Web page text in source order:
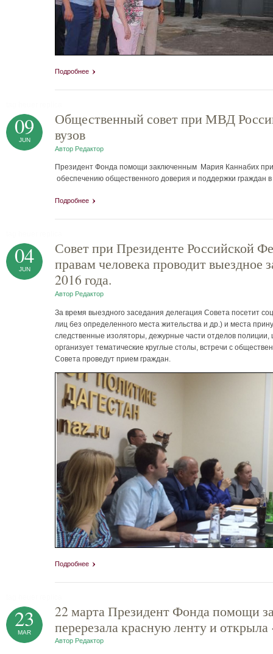
Подробнее
Общественный совет при МВД
вузов
Автор Редактор
09
JUN
Президент Фонда помощи заключенным Мария Каннабих
обеспечению общественного доверия и поддержки граждан
Подробнее
Совет при Президенте Российской
правам человека проводит выездное
2016 года.
Автор Редактор
04
JUN
За время выездного заседания делегация Совета посетит
лиц без определенного места жительства и др.) и места
следственные изоляторы, дежурные части отделов
организует тематические круглые столы, встречи с
Совета проведут прием граждан.
Подробнее
22 марта Президент Фонда помощи
перерезала красную ленту и
Автор Редактор
23
MAR